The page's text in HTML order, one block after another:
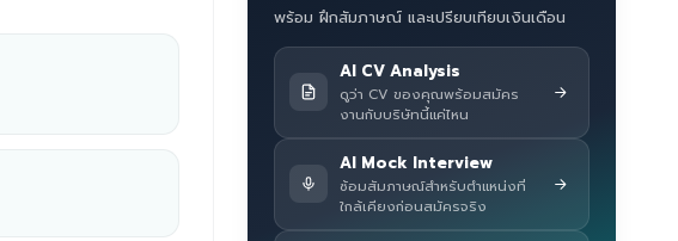
พร้อม ฝึกสัมภาษณ์ และเปรียบเทียบเงินเดือน
AI CV Analysis
ดูว่า CV ของคุณพร้อมสมัคร
งานกับบริษัทนี้แค่ไหน
AI Mock Interview
ซ้อมสัมภาษณ์สำหรับตำแหน่งที่
ใกล้เคียงก่อนสมัครจริง